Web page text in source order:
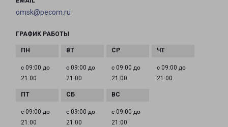
omsk@pecom.ru
ГРАФИК РАБОТЫ
с 09:00 до
21:00
с 09:00 до
21:00
с 09:00 до
21:00
с 09:00 до
21:00
с 09:00 до
21:00
с 09:00 до
21:00
с 09:00 до
21:00